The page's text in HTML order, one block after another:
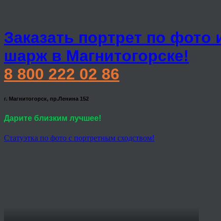
Заказать портрет по фото
шарж в Магнитогорске!
8 800 222 02 86
г. Магнитогорск, пр.Ленина 152
Дарите близким лучшее!
Статуэтка по фото с портретным сходством!